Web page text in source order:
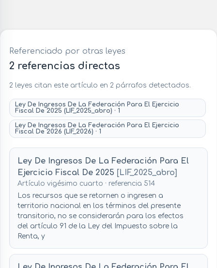
Referenciado por otras leyes
2 referencias directas
2 leyes citan este artículo en 2 párrafos detectados.
Ley De Ingresos De La Federación Para El Ejercicio
Fiscal De 2025 (LIF_2025_abro) · 1
Ley De Ingresos De La Federación Para El Ejercicio
Fiscal De 2026 (LIF_2026) · 1
Ley De Ingresos De La Federación Para El
Ejercicio Fiscal De 2025 [LIF_2025_abro]
Artículo vigésimo cuarto · referencia 514
Los recursos que se retornen o ingresen a
territorio nacional en los términos del presente
transitorio, no se considerarán para los efectos
del artículo 91 de la Ley del Impuesto sobre la
Renta, y